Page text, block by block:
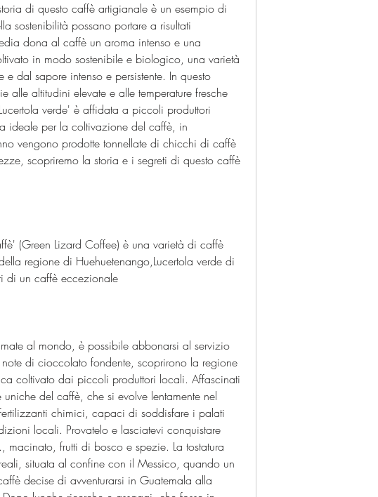
di questo caffè artigianale è un esempio di
sostenibilità possano portare a risultati
dona al caffè un aroma intenso e una
in modo sostenibile e biologico, una varietà
dal sapore intenso e persistente. In questo
alle altitudini elevate e alle temperature fresche
verde' è affidata a piccoli produttori
ideale per la coltivazione del caffè, in
vengono prodotte tonnellate di chicchi di caffè
scopriremo la storia e i segreti di questo caffè
(Green Lizard Coffee) è una varietà di caffè
regione di Huehuetenango,Lucertola verde di
di un caffè eccezionale
al mondo, è possibile abbonarsi al servizio
di cioccolato fondente, scoprirono la regione
coltivato dai piccoli produttori locali. Affascinati
del caffè, che si evolve lentamente nel
chimici, capaci di soddisfare i palati
locali. Provatelo e lasciatevi conquistare
macinato, frutti di bosco e spezie. La tostatura
situata al confine con il Messico, quando un
decise di avventurarsi in Guatemala alla